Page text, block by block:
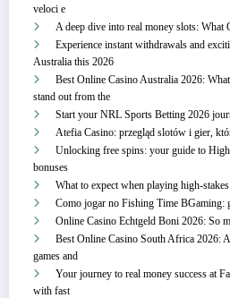
veloci e
A deep dive into real money slots:
Experience instant withdrawals and
Australia this 2026
Best Online Casino Australia 2026:
stand out from the
Start your NRL Sports Betting 2026
Atefia Casino: przegląd slotów i gier,
Unlocking free spins: your guide to
bonuses
What to expect when playing high-
Como jogar no Fishing Time BGaming:
Online Casino Echtgeld Boni 2026: So
Best Online Casino South Africa 2026:
games and
Your journey to real money success at
with fast